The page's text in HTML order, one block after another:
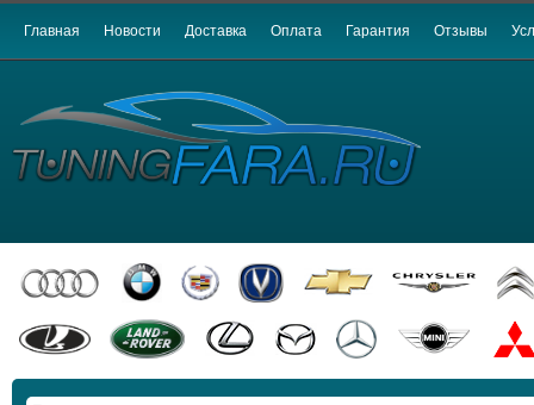
Главная Новости Доставка Оплата Гарантия Отзывы